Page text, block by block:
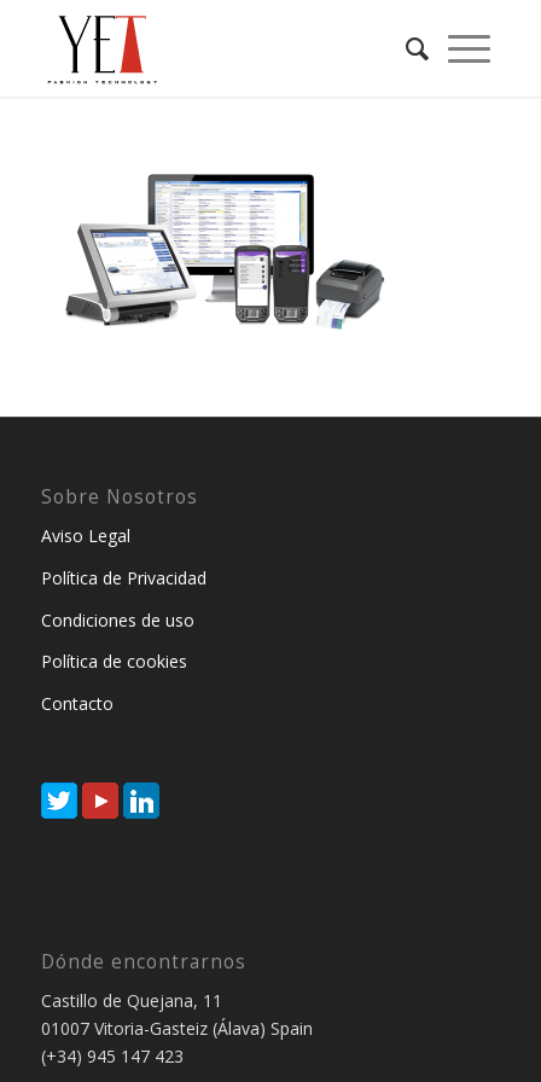
Sobre Nosotros
Aviso Legal
Política de Privacidad
Condiciones de uso
Política de cookies
Contacto
Dónde encontrarnos
Castillo de Quejana, 11
01007 Vitoria-Gasteiz (Álava) Spain
(+34) 945 147 423